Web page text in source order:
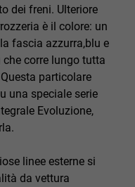
dei freni. Ulteriore
è il colore: un
fascia azzurra,blu e
corre lungo tutta
particolare
una speciale serie
Evoluzione,
linee esterne si
da vettura